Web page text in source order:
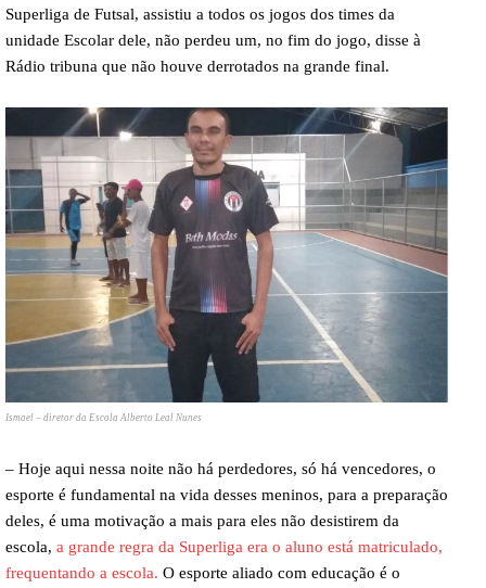
Superliga de Futsal, assistiu a todos os jogos dos times da
unidade Escolar dele, não perdeu um, no fim do jogo, disse à
Rádio tribuna que não houve derrotados na grande final.
Ismael – diretor da Escola Alberto Leal Nunes
– Hoje aqui nessa noite não há perdedores, só há vencedores, o
esporte é fundamental na vida desses meninos, para a preparação
deles, é uma motivação a mais para eles não desistirem da
escola, a grande regra da Superliga era o aluno está matriculado,
frequentando a escola. O esporte aliado com educação é o